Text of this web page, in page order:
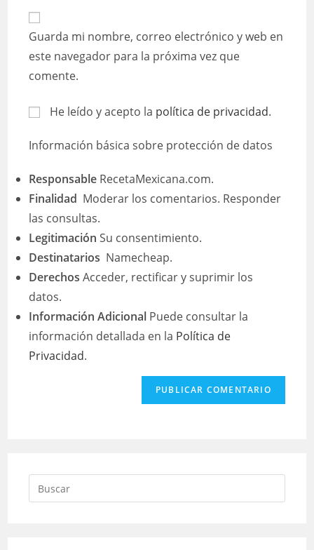
para
comentar
para
comentar
de
tu
web
(opcional)
Guarda mi nombre, correo electrónico y web en
este navegador para la próxima vez que
comente.
He leído y acepto la política de privacidad.
Información básica sobre protección de datos
Responsable RecetaMexicana.com.
Finalidad Moderar los comentarios. Responder
las consultas.
Legitimación Su consentimiento.
Destinatarios Namecheap.
Derechos Acceder, rectificar y suprimir los
datos.
Información Adicional Puede consultar la
información detallada en la Política de
Privacidad.
Buscar: